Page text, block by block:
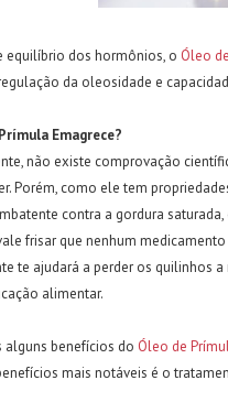
equilíbrio dos hormônios, o Óleo
da oleosidade e
Emagrece?
não existe comprovação
Porém, como ele tem
contra a gordura
frisar que nenhum
te ajudará a perder os quilinhos
alimentar.
alguns benefícios do Óleo de
mais notáveis é o